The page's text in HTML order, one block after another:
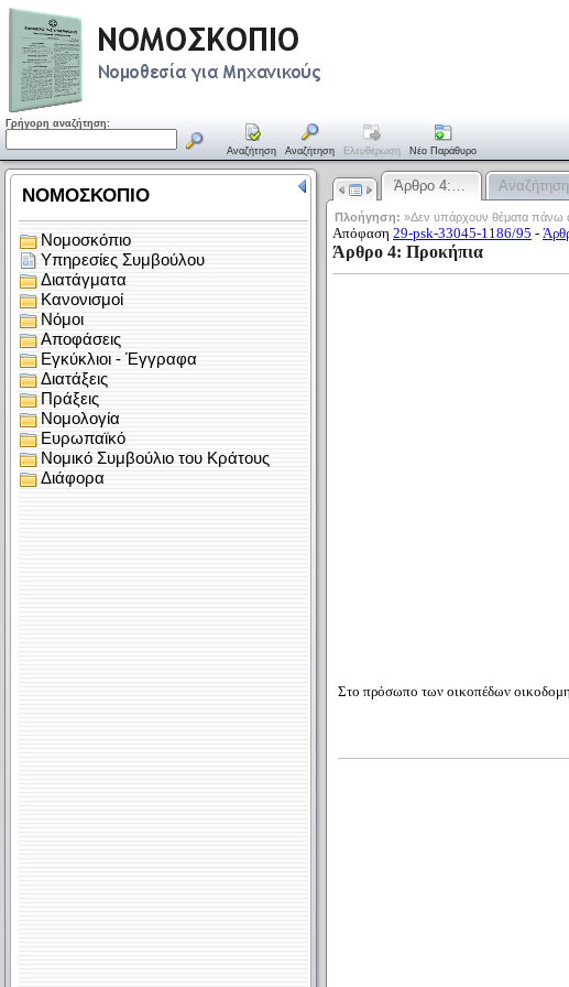
Γρήγορη αναζήτηση:
Αναζήτηση Αναζήτηση Ελευθέρωση Νέο Παράθυρο
Άρθρο 4:… Αναζήτηση